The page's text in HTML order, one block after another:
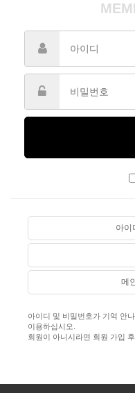
아이
메
아이디 및 비밀번호가 기억 안
이용하십시오.
회원이 아니시라면 회원 가입